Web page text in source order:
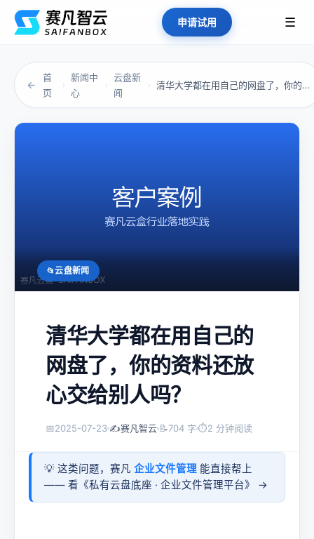
申请试用 ☰
←
首
页
›
新闻中
心
›
云盘新
闻
› 清华大学都在用自己的网盘了，你的资料还放心交...
云盘新闻
清华大学都在用自己的
网盘了，你的资料还放
心交给别人吗？
📅2025-07-23 ✍️赛凡智云 📝704 字 ⏱2 分钟阅读
💡 这类问题，赛凡 企业文件管理 能直接帮上
—— 看《私有云盘底座 · 企业文件管理平台》 →